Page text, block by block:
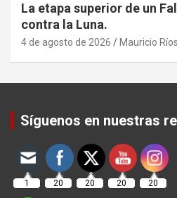
La etapa superior de un
contra la Luna.
4 de agosto de 2026 Mauricio Ríos
Síguenos en nuestras
1 20 20 20 20